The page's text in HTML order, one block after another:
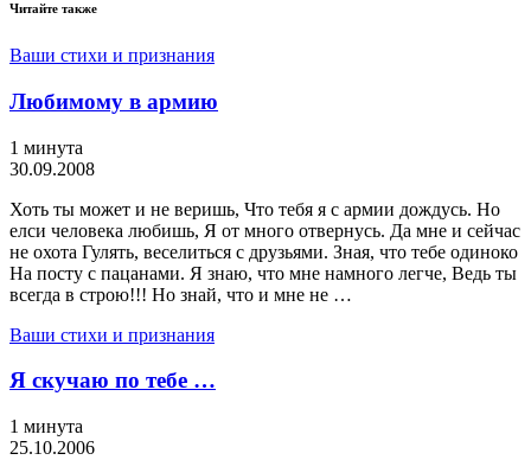
Читайте также
Ваши стихи и признания
Любимому в армию
1 минута
30.09.2008
Хоть ты может и не веришь, Что тебя я с армии дождусь. Но
елси человека любишь, Я от много отвернусь. Да мне и сейчас
не охота Гулять, веселиться с друзьями. Зная, что тебе одиноко
На посту с пацанами. Я знаю, что мне намного легче, Ведь ты
всегда в строю!!! Но знай, что и мне не …
Ваши стихи и признания
Я скучаю по тебе …
1 минута
25.10.2006